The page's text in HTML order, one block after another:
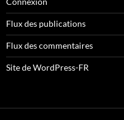
Flux des publications
Flux des commentaires
Site de WordPress-FR